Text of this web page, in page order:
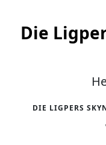
Die
DIE LIGPERS